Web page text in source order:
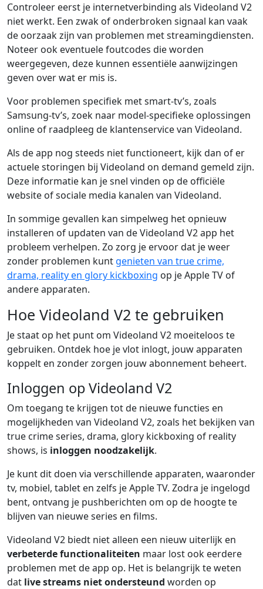
Controleer eerst je internetverbinding als Videoland V2
niet werkt. Een zwak of onderbroken signaal kan vaak
de oorzaak zijn van problemen met streamingdiensten.
Noteer ook eventuele foutcodes die worden
weergegeven, deze kunnen essentiële aanwijzingen
geven over wat er mis is.
Voor problemen specifiek met smart-tv’s, zoals
Samsung-tv’s, zoek naar model-specifieke oplossingen
online of raadpleeg de klantenservice van Videoland.
Als de app nog steeds niet functioneert, kijk dan of er
actuele storingen bij Videoland on demand gemeld zijn.
Deze informatie kan je snel vinden op de officiële
website of sociale media kanalen van Videoland.
In sommige gevallen kan simpelweg het opnieuw
installeren of updaten van de Videoland V2 app het
probleem verhelpen. Zo zorg je ervoor dat je weer
zonder problemen kunt genieten van true crime,
drama, reality en glory kickboxing op je Apple TV of
andere apparaten.
Hoe Videoland V2 te gebruiken
Je staat op het punt om Videoland V2 moeiteloos te
gebruiken. Ontdek hoe je vlot inlogt, jouw apparaten
koppelt en zonder zorgen jouw abonnement beheert.
Inloggen op Videoland V2
Om toegang te krijgen tot de nieuwe functies en
mogelijkheden van Videoland V2, zoals het bekijken van
true crime series, drama, glory kickboxing of reality
shows, is inloggen noodzakelijk.
Je kunt dit doen via verschillende apparaten, waaronder
tv, mobiel, tablet en zelfs je Apple TV. Zodra je ingelogd
bent, ontvang je pushberichten om op de hoogte te
blijven van nieuwe series en films.
Videoland V2 biedt niet alleen een nieuw uiterlijk en
verbeterde functionaliteiten maar lost ook eerdere
problemen met de app op. Het is belangrijk te weten
dat live streams niet ondersteund worden op